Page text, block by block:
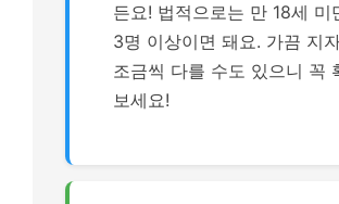
든요! 법적으로는 만 18세 미
3명 이상이면 돼요. 가끔 지
조금씩 다를 수도 있으니 꼭
보세요!